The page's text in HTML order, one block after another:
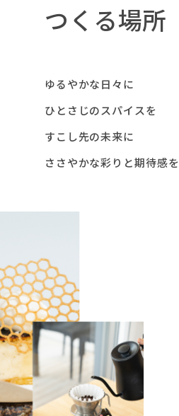
つくる場所
ゆるやかな日々に
ひとさじのスパイスを
すこし先の未来に
ささやかな彩りと期待感を